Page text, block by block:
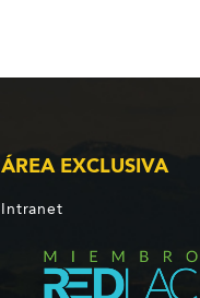
ÁREA EXCLUSIVA
Intranet